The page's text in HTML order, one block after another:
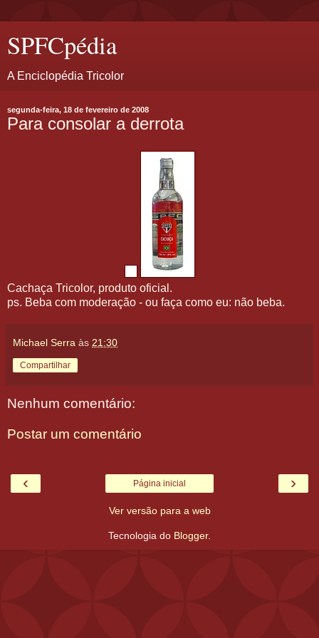
SPFCpédia
A Enciclopédia Tricolor
segunda-feira, 18 de fevereiro de 2008
Para consolar a derrota
Cachaça Tricolor, produto oficial.
ps. Beba com moderação - ou faça como eu: não beba.
Michael Serra às 21:30
Compartilhar
Nenhum comentário:
Postar um comentário
‹ ›
Página inicial
Ver versão para a web
Tecnologia do Blogger.